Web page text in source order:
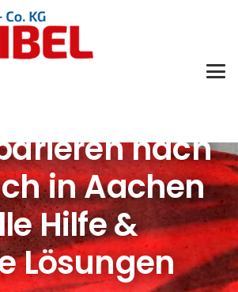
nach
in Aachen
Hilfe &
Lösungen